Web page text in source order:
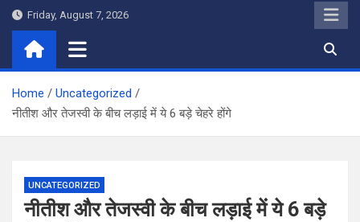
Skip
content
Friday, August 7, 2026
Home
Uncategorized
नीतीश और तेजस्वी के बीच लड़ाई में ये 6 बड़े चेहरे होंगे
UNCATEGORIZED
नीतीश और तेजस्वी के बीच लड़ाई में ये 6 बड़े